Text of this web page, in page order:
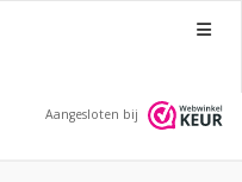
Menu
Aangesloten bij